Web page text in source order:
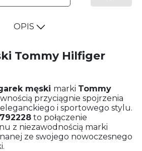
OPIS
Tommy Hilfiger
męski marki Tommy
przyciągnie spojrzenia
eleganckiego i sportowego stylu.
to połączenie
z niezawodnością marki
ze swojego nowoczesnego